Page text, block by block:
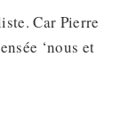
Car Pierre
‘nous et